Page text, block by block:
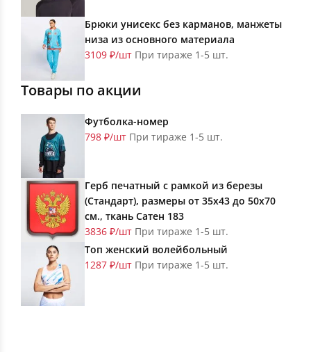
Брюки унисекс без карманов, манжеты
низа из основного материала
3109 ₽/шт При тираже 1-5 шт.
Товары по акции
Футболка-номер
798 ₽/шт При тираже 1-5 шт.
Герб печатный с рамкой из березы
(Стандарт), размеры от 35х43 до 50х70
см., ткань Сатен 183
3836 ₽/шт При тираже 1-5 шт.
Топ женский волейбольный
1287 ₽/шт При тираже 1-5 шт.